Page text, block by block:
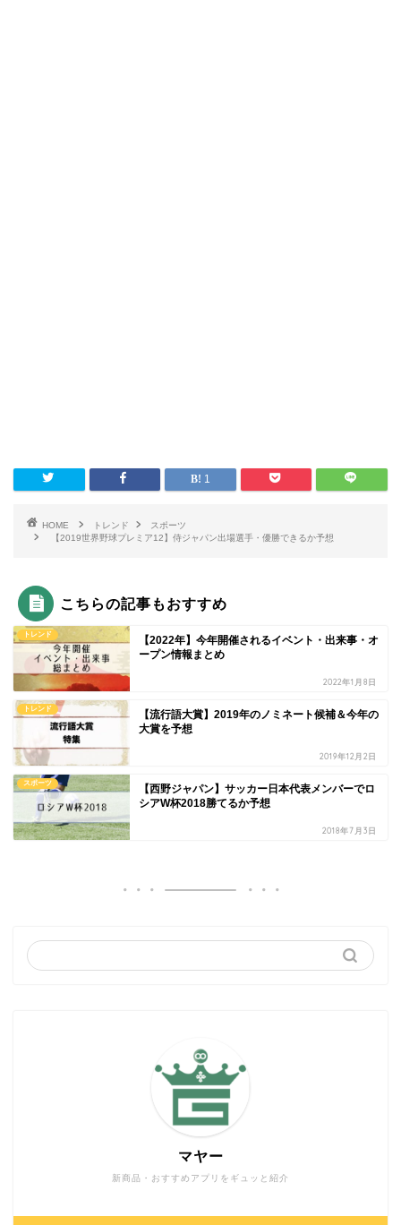
1
HOME トレンド
スポーツ
【2019世界野球プレミア12】侍ジャパン出場選手・優勝できるか予想
こちらの記事もおすすめ
トレンド
【2022年】今年開催されるイベント・出来事・オ
ープン情報まとめ
2022年1月8日
トレンド
【流行語大賞】2019年のノミネート候補＆今年の
大賞を予想
2019年12月2日
スポーツ
【西野ジャパン】サッカー日本代表メンバーでロ
シアW杯2018勝てるか予想
2018年7月3日
新商品・おすすめアプリをギュッと紹介
マヤー